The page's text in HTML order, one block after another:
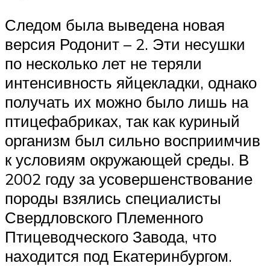
Следом была выведена новая
версия Родонит – 2. Эти несушки
по несколько лет не теряли
интенсивность яйцекладки, однако
получать их можно было лишь на
птицефабриках, так как куриный
организм был сильно восприимчив
к условиям окружающей среды. В
2002 году за усовершенствование
породы взялись специалисты
Свердловского Племенного
Птицеводческого Завода, что
находится под Екатеринбургом.